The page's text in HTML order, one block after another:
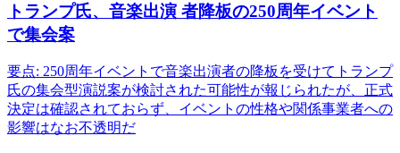
トランプ氏、音楽出演 者降板の250周年イベント
で集会案
要点: 250周年イベントで音楽出演者の降板を受けてトランプ
氏の集会型演説案が検討された可能性が報じられたが、正式
決定は確認されておらず、イベントの性格や関係事業者への
影響はなお不透明だ